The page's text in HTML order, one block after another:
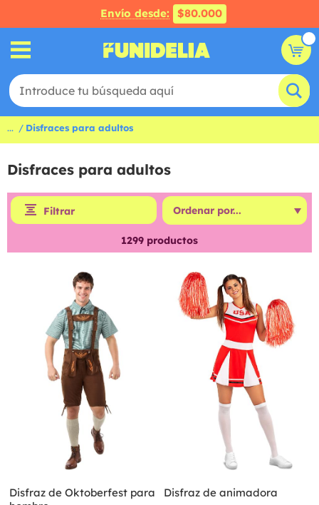
Envío desde: $80.000
... Disfraces para adultos
Disfraces para adultos
Filtrar
1299 productos
Disfraz de Oktoberfest para
Disfraz de animadora